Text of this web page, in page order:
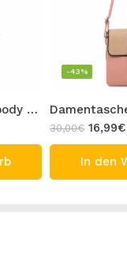
Damentasche Crossbody Tasche Kleine Umhängetasche Schwarz Design ZOYA
-43%
30,00€ 16,99€
In den